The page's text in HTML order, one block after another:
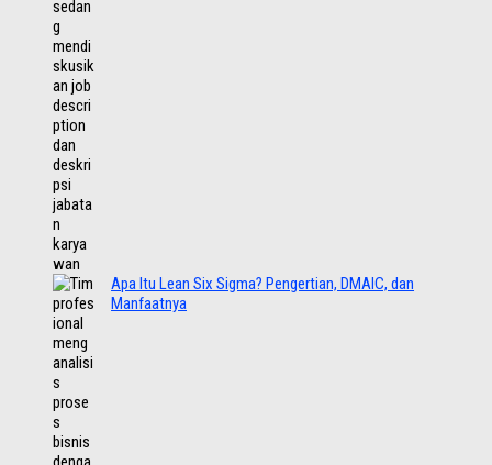
Apa Itu Lean Six Sigma? Pengertian, DMAIC, dan
Manfaatnya